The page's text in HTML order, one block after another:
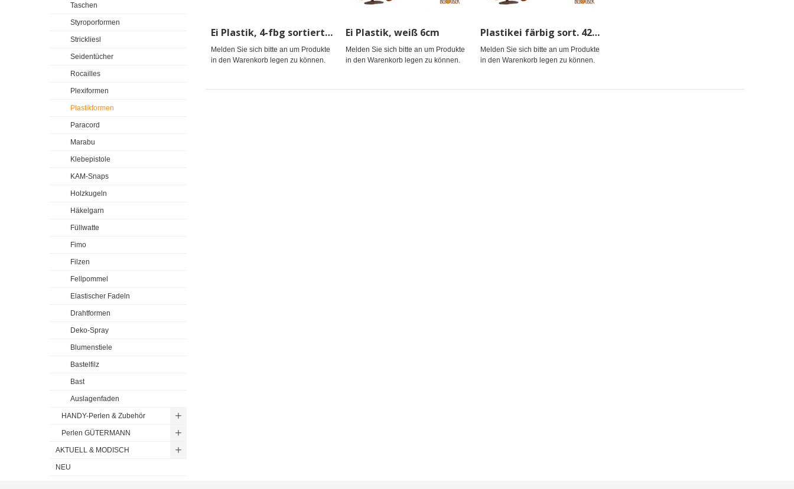
Ei Plastik, 4-fbg sortiert 6cm
Melden Sie sich bitte an um Produkte
in den Warenkorb legen zu können.
Ei Plastik, weiß 6cm
Melden Sie sich bitte an um Produkte
in den Warenkorb legen zu können.
Plastikei färbig sort. 42x59mm *
Melden Sie sich bitte an um Produkte
in den Warenkorb legen zu können.
Taschen
Styroporformen
Strickliesl
Seidentücher
Rocailles
Plexiformen
Plastikformen
Paracord
Marabu
Klebepistole
KAM-Snaps
Holzkugeln
Häkelgarn
Füllwatte
Fimo
Filzen
Fellpommel
Elastischer Fadeln
Drahtformen
Deko-Spray
Blumenstiele
Bastelfilz
Bast
Auslagenfaden
HANDY-Perlen & Zubehör
Perlen GÜTERMANN
AKTUELL & MODISCH
NEU